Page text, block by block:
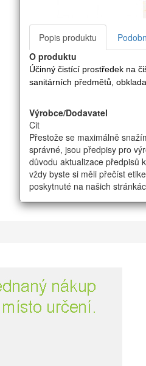
Popis produktu
O produktu
Účinný čistící prostředek na
sanitárních předmětů,
Výrobce/Dodavatel
Cit
Přestože se maximálně
správné, jsou předpisy pro
důvodu aktualizace předpisů
vždy byste si měli přečíst
poskytnuté na našich